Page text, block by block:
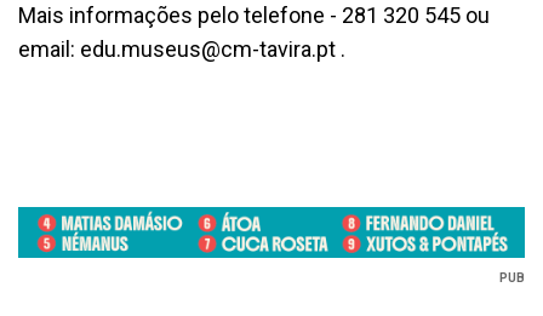
Mais informações pelo telefone - 281 320 545 ou
email: edu.museus@cm-tavira.pt .
PUB